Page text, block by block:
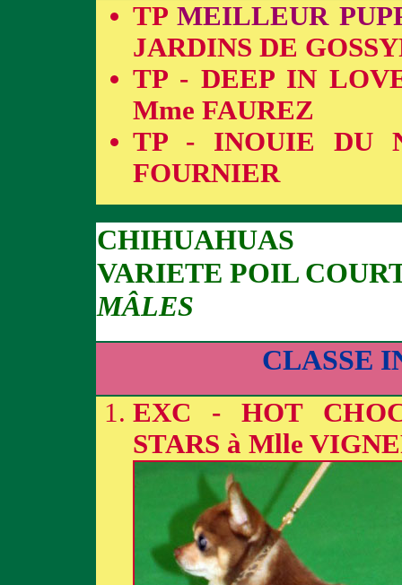
TP MEILLEUR
JARDINS DE
TP - DEEP IN
Mme FAUREZ
TP - INOUIE DU
FOURNIER
CHIHUAHUAS
VARIETE POIL
MÂLES
CLASSE
EXC - HOT
STARS à Mlle